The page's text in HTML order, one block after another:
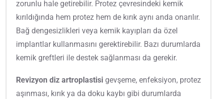
zorunlu hale getirebilir. Protez çevresindeki kemik
kırıldığında hem protez hem de kırık aynı anda onarılır.
Bağ dengesizlikleri veya kemik kayıpları da özel
implantlar kullanmasını gerektirebilir. Bazı durumlarda
kemik greftleri ile destek sağlanması da gerekir.
Revizyon diz artroplastisi gevşeme, enfeksiyon, protez
aşınması, kırık ya da doku kaybı gibi durumlarda